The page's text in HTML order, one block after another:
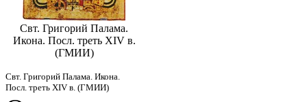
Свт. Григорий Палама.
Икона. Посл. треть XIV в.
(ГМИИ)
Свт. Григорий Палама. Икона.
Посл. треть XIV в. (ГМИИ)